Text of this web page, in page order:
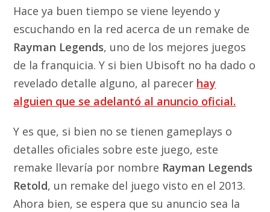
Hace ya buen tiempo se viene leyendo y
escuchando en la red acerca de un remake de
Rayman Legends, uno de los mejores juegos
de la franquicia. Y si bien Ubisoft no ha dado o
revelado detalle alguno, al parecer hay
alguien que se adelantó al anuncio oficial.
Y es que, si bien no se tienen gameplays o
detalles oficiales sobre este juego, este
remake llevaría por nombre Rayman Legends
Retold, un remake del juego visto en el 2013.
Ahora bien, se espera que su anuncio sea la